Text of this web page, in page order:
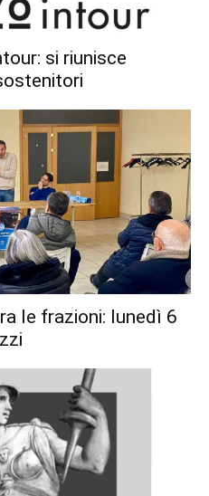
si riunisce
le frazioni: lunedì 6